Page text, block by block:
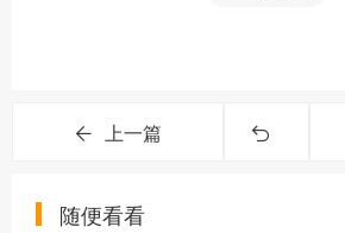
上一篇
随便看看